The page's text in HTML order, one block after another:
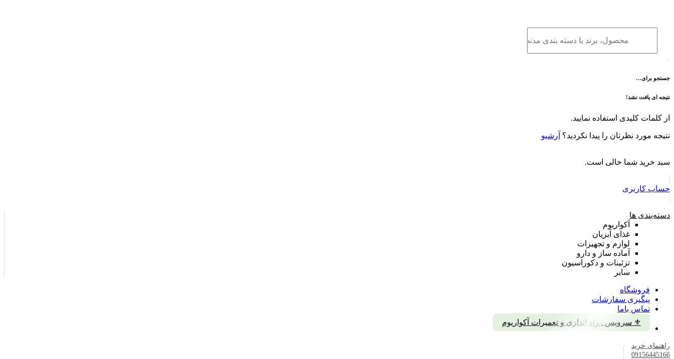
محتوا
جستجو برای…
نتیجه ای یافت نشد!
از کلمات کلیدی استفاده نمایید.
نتیجه مورد نظرتان را پیدا نکردید؟ آرشیو
سبد خرید شما خالی است.
حساب کاربری
دسته‌بندی ها
آکواریوم
غذای آبزیان
لوازم و تجهیزات
آماده ساز و دارو
تزئینات و دکوراسیون
سایر
فروشگاه
پیگیری سفارشات
تماس باما
⚜️ سرویس , راه اندازی و تعمیرات آکواریوم
راهنمای خرید
09156445166